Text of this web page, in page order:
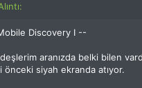
Discovery I --
aranızda belki bilen
önceki siyah ekranda atıyor.